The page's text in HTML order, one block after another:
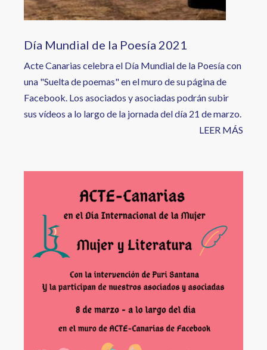
Día Mundial de la Poesía 2021
Acte Canarias celebra el Día Mundial de la Poesía con
una "Suelta de poemas" en el muro de su página de
Facebook. Los asociados y asociadas podrán subir
sus vídeos a lo largo de la jornada del día 21 de marzo.
LEER MÁS